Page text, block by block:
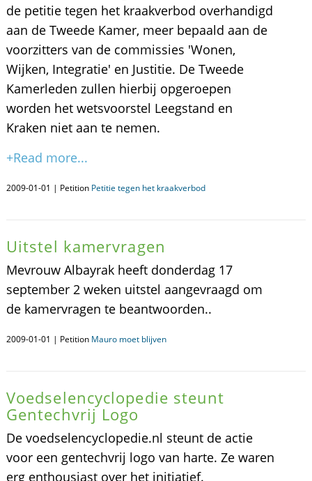
de petitie tegen het kraakverbod overhandigd
aan de Tweede Kamer, meer bepaald aan de
voorzitters van de commissies 'Wonen,
Wijken, Integratie' en Justitie. De Tweede
Kamerleden zullen hierbij opgeroepen
worden het wetsvoorstel Leegstand en
Kraken niet aan te nemen.
+Read more...
2009-01-01 | Petition Petitie tegen het kraakverbod
Uitstel kamervragen
Mevrouw Albayrak heeft donderdag 17
september 2 weken uitstel aangevraagd om
de kamervragen te beantwoorden..
2009-01-01 | Petition Mauro moet blijven
Voedselencyclopedie steunt
Gentechvrij Logo
De voedselencyclopedie.nl steunt de actie
voor een gentechvrij logo van harte. Ze waren
erg enthousiast over het initiatief.